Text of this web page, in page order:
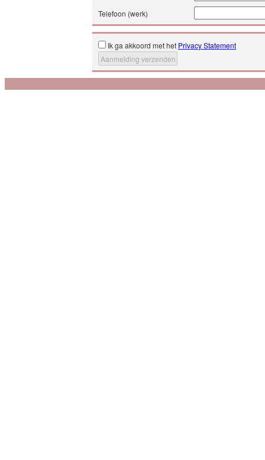
Telefoon (werk)
Ik ga akkoord met het Privacy Statement